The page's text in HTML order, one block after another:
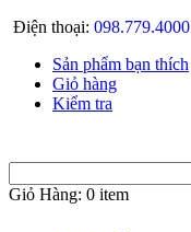
Điện thoại: 098.779.4000
Sản phẩm bạn thích
Giỏ hàng
Kiểm tra
Giỏ Hàng: 0 item